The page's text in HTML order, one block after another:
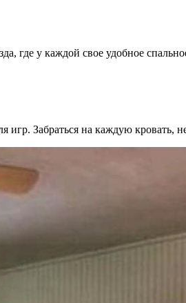
где у каждой свое удобное
игр. Забраться на каждую кровать,